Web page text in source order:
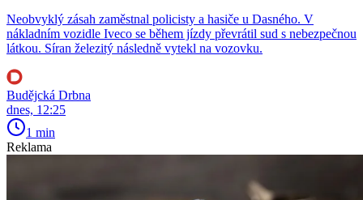
Neobvyklý zásah zaměstnal policisty a hasiče u Dasného. V
nákladním vozidle Iveco se během jízdy převrátil sud s nebezpečnou
látkou. Síran železitý následně vytekl na vozovku.
Budějcká Drbna
dnes, 12:25
1 min
Reklama